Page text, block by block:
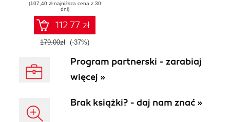
(107,40 zł najniższa cena z 30
dni)
112.77 zł
179.00zł (-37%)
Program partnerski - zarabiaj
więcej »
Brak książki? - daj nam znać »